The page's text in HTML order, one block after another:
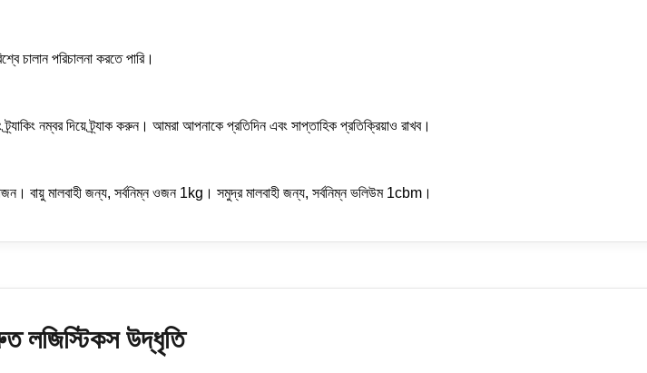
চালান পরিচালনা করতে পারি।
নম্বর দিয়ে ট্র্যাক করুন। আমরা আপনাকে প্রতিদিন এবং সাপ্তাহিক প্রতিক্রিয়াও রাখব।
বায়ু মালবাহী জন্য, সর্বনিম্ন ওজন 1kg। সমুদ্র মালবাহী জন্য, সর্বনিম্ন ভলিউম 1cbm।
লজিস্টিকস উদ্ধৃতি